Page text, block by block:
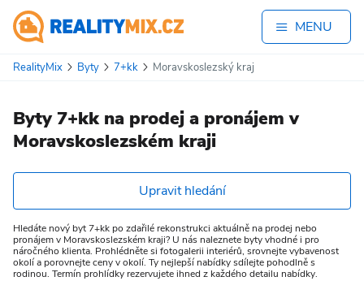
MENU
RealityMix Byty 7+kk Moravskoslezský kraj
Byty 7+kk na prodej a pronájem v
Moravskoslezském kraji
Upravit hledání
Hledáte nový byt 7+kk po zdařilé rekonstrukci aktuálně na prodej nebo
pronájem v Moravskoslezském kraji? U nás naleznete byty vhodné i pro
náročného klienta. Prohlédněte si fotogalerii interiérů, srovnejte vybavenost
okolí a porovnejte ceny v okolí. Ty nejlepší nabídky sdílejte pohodlně s
rodinou. Termín prohlídky rezervujete ihned z každého detailu nabídky.